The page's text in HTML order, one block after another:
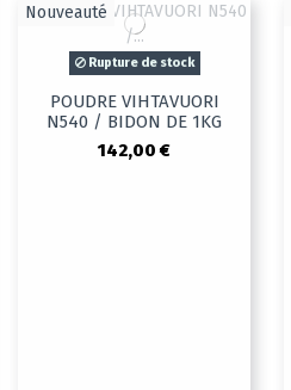
Nouveauté
Rupture de stock
POUDRE VIHTAVUORI
N540 / BIDON DE 1KG
142,00 €